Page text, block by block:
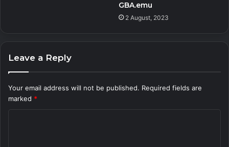
GBA.emu
2 August, 2023
Leave a Reply
Your email address will not be published. Required fields are
marked *